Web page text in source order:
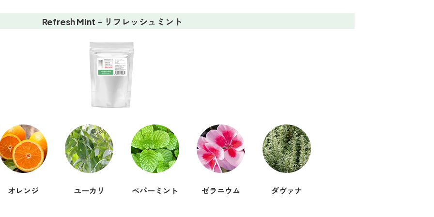
Refresh Mint - リフレッシュミント
オレンジ ユーカリ ペパーミント ゼラニウム ダヴァナ